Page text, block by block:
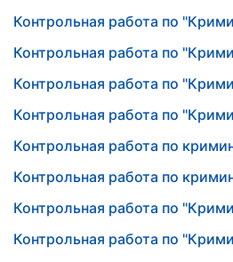
Контрольная работа по
Контрольная работа по
Контрольная работа по
Контрольная работа по
Контрольная работа по
Контрольная работа по
Контрольная работа по
Контрольная работа по